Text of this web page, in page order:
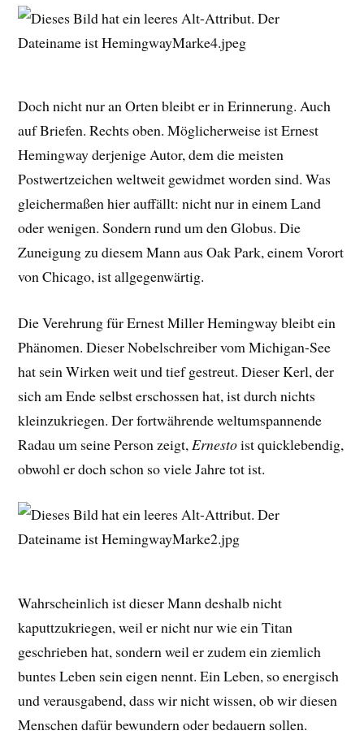
Doch nicht nur an Orten bleibt er in Erinnerung. Auch
auf Briefen. Rechts oben. Möglicherweise ist Ernest
Hemingway derjenige Autor, dem die meisten
Postwertzeichen weltweit gewidmet worden sind. Was
gleichermaßen hier auffällt: nicht nur in einem Land
oder wenigen. Sondern rund um den Globus. Die
Zuneigung zu diesem Mann aus Oak Park, einem Vorort
von Chicago, ist allgegenwärtig.
Die Verehrung für Ernest Miller Hemingway bleibt ein
Phänomen. Dieser Nobelschreiber vom Michigan-See
hat sein Wirken weit und tief gestreut. Dieser Kerl, der
sich am Ende selbst erschossen hat, ist durch nichts
kleinzukriegen. Der fortwährende weltumspannende
Radau um seine Person zeigt, Ernestoist quicklebendig,
obwohl er doch schon so viele Jahre tot ist.
Wahrscheinlich ist dieser Mann deshalb nicht
kaputtzukriegen, weil er nicht nur wie ein Titan
geschrieben hat, sondern weil er zudem ein ziemlich
buntes Leben sein eigen nennt. Ein Leben, so energisch
und verausgabend, dass wir nicht wissen, ob wir diesen
Menschen dafür bewundern oder bedauern sollen.